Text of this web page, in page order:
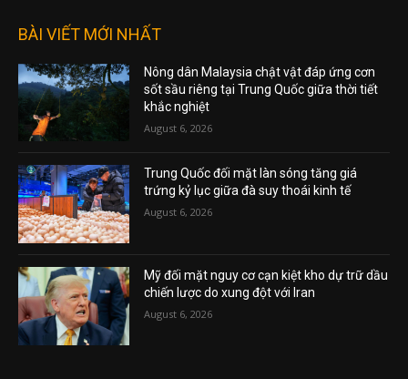
BÀI VIẾT MỚI NHẤT
Nông dân Malaysia chật vật đáp ứng cơn
sốt sầu riêng tại Trung Quốc giữa thời tiết
khắc nghiệt
August 6, 2026
Trung Quốc đối mặt làn sóng tăng giá
trứng kỷ lục giữa đà suy thoái kinh tế
August 6, 2026
Mỹ đối mặt nguy cơ cạn kiệt kho dự trữ dầu
chiến lược do xung đột với Iran
August 6, 2026